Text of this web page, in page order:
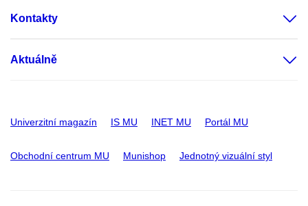
Kontakty
Aktuálně
Univerzitní magazín IS MU INET MU Portál MU
Obchodní centrum MU Munishop Jednotný vizuální styl